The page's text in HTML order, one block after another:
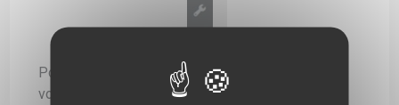
Pour utiliser ces icônes sur la partie visible de
votre site (le front), il faut tout d’abord ajouter du